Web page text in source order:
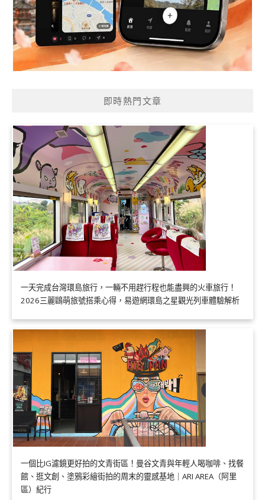
即時熱門文章
一天完成台灣環島旅行，一輛不用趕行程也能盡興的火車旅行！
2026三麗鷗萌旅號搭乘心得，易遊網環島之星觀光列車體驗解析
一個比IG濾鏡更好拍的文青街區！曼谷文青與年輕人喝咖啡、找餐
館、逛文創、塗鴉彩繪街拍的周末的靈感基地｜ARI AREA（阿里
區）紀行